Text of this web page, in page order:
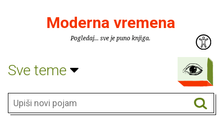
Moderna vremena
Pogledaj... sve je puno knjiga.
Sve teme